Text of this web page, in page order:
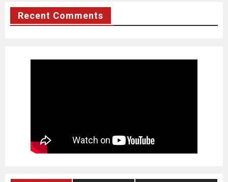
Recent Comments